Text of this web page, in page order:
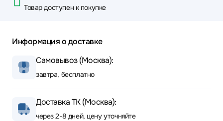
Товар доступен к покупке
Информация о доставке
Самовывоз (Москва):
завтра, бесплатно
Доставка ТК (Москва):
через 2-8 дней, цену уточняйте